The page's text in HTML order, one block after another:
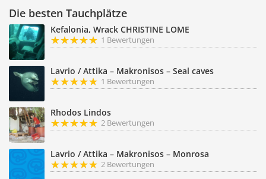
Die besten Tauchplätze
Kefalonia, Wrack CHRISTINE LOME
1 Bewertungen
Lavrio / Attika – Makronisos – Seal caves
1 Bewertungen
Rhodos Lindos
2 Bewertungen
Lavrio / Attika – Makronisos – Monrosa
2 Bewertungen